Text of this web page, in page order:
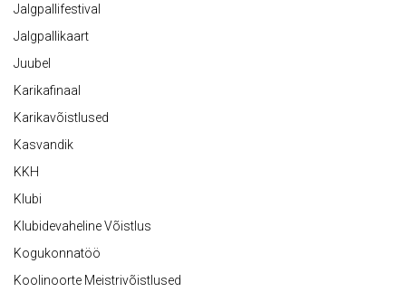
Jalgpallifestival
Jalgpallikaart
Juubel
Karikafinaal
Karikavõistlused
Kasvandik
KKH
Klubi
Klubidevaheline Võistlus
Kogukonnatöö
Koolinoorte Meistrivõistlused